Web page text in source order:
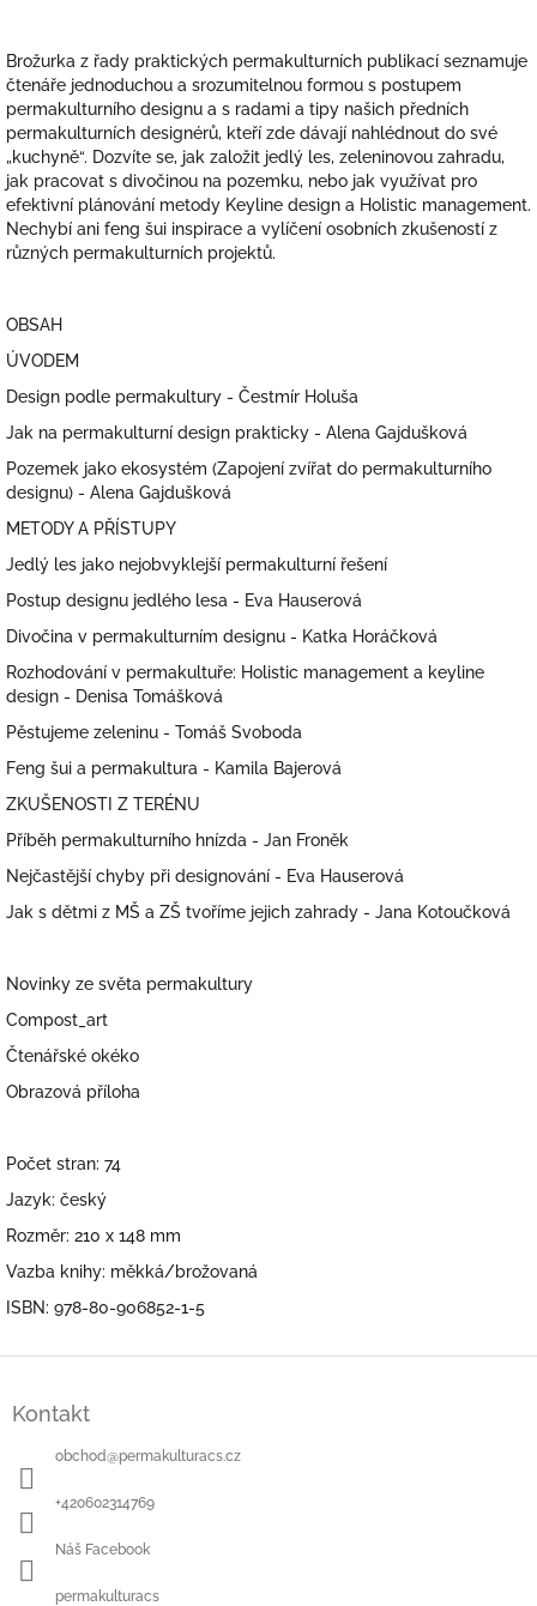
Brožurka z řady praktických permakulturních publikací seznamuje
čtenáře jednoduchou a srozumitelnou formou s postupem
permakulturního designu a s radami a tipy našich předních
permakulturních designérů, kteří zde dávají nahlédnout do své
„kuchyně“. Dozvíte se, jak založit jedlý les, zeleninovou zahradu,
jak pracovat s divočinou na pozemku, nebo jak využívat pro
efektivní plánování metody Keyline design a Holistic management.
Nechybí ani feng šui inspirace a vylíčení osobních zkušeností z
různých permakulturních projektů.
OBSAH
ÚVODEM
Design podle permakultury - Čestmír Holuša
Jak na permakulturní design prakticky - Alena Gajdušková
Pozemek jako ekosystém (Zapojení zvířat do permakulturního
designu) - Alena Gajdušková
METODY A PŘÍSTUPY
Jedlý les jako nejobvyklejší permakulturní řešení
Postup designu jedlého lesa - Eva Hauserová
Divočina v permakulturním designu - Katka Horáčková
Rozhodování v permakultuře: Holistic management a keyline
design - Denisa Tomášková
Pěstujeme zeleninu - Tomáš Svoboda
Feng šui a permakultura - Kamila Bajerová
ZKUŠENOSTI Z TERÉNU
Příběh permakulturního hnízda - Jan Froněk
Nejčastější chyby při designování - Eva Hauserová
Jak s dětmi z MŠ a ZŠ tvoříme jejich zahrady - Jana Kotoučková
Novinky ze světa permakultury
Compost_art
Čtenářské okéko
Obrazová příloha
Počet stran: 74
Jazyk: český
Rozměr: 210 x 148 mm
Vazba knihy: měkká/brožovaná
ISBN: 978-80-906852-1-5
Kontakt
obchod@permakulturacs.cz
+420602314769
Náš Facebook
permakulturacs